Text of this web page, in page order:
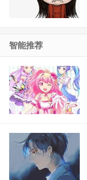
智能推荐